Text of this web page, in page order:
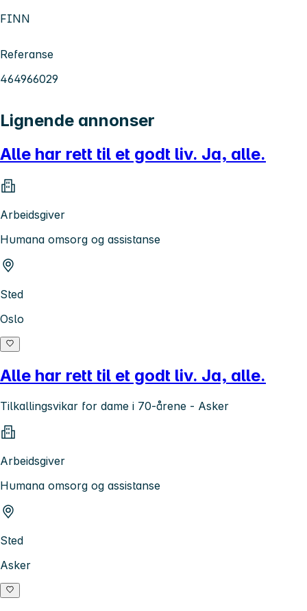
FINN
Referanse
464966029
Lignende annonser
Alle har rett til et godt liv. Ja, alle.
Arbeidsgiver
Humana omsorg og assistanse
Sted
Oslo
Alle har rett til et godt liv. Ja, alle.
Tilkallingsvikar for dame i 70-årene - Asker
Arbeidsgiver
Humana omsorg og assistanse
Sted
Asker